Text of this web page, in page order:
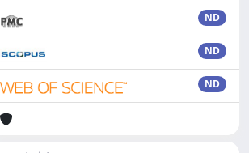
ND
ND
ND